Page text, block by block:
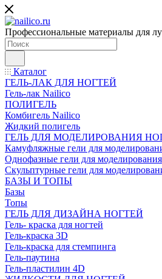
Профессиональные материалы для
Каталог
ГЕЛЬ-ЛАК ДЛЯ НОГТЕЙ
Гель-лак Nailico
ПОЛИГЕЛЬ
Комбигель Nailico
Жидкий полигель
ГЕЛЬ ДЛЯ МОДЕЛИРОВАНИЯ
Камуфляжные гели для
Однофазные гели для моделирования
Скульптурные гели для
БАЗЫ И ТОПЫ
Базы
Топы
ГЕЛЬ ДЛЯ ДИЗАЙНА НОГТЕЙ
Гель- краска для ногтей
Гель-краска 3D
Гель-краска для стемпинга
Гель-паутина
Гель-пластилин 4D